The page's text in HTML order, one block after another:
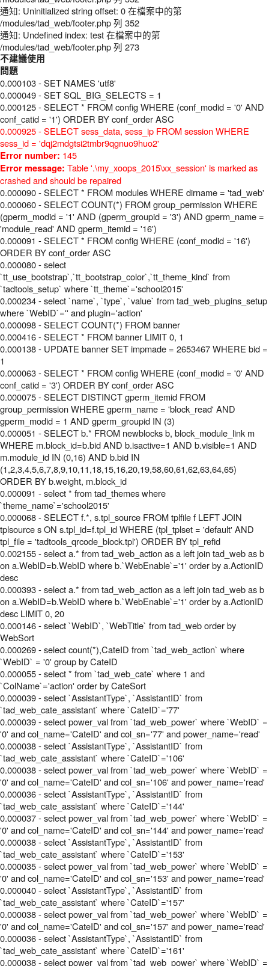
通知: Uninitialized string offset: 0 在檔案中的第
/modules/tad_web/footer.php 列 352
通知: Undefined index: test 在檔案中的第
/modules/tad_web/footer.php 列 273
不建議使用
問題
0.000103 - SET NAMES 'utf8'
0.000049 - SET SQL_BIG_SELECTS = 1
0.000125 - SELECT * FROM config WHERE (conf_modid = '0' AND
conf_catid = '1') ORDER BY conf_order ASC
0.000925 - SELECT sess_data, sess_ip FROM session WHERE
sess_id = 'dqj2mdgtsi2tmbr9qgnuo9huo2'
Error number: 145
Error message: Table '.\my_xoops_2015\xx_session' is marked as
crashed and should be repaired
0.000090 - SELECT * FROM modules WHERE dirname = 'tad_web'
0.000060 - SELECT COUNT(*) FROM group_permission WHERE
(gperm_modid = '1' AND (gperm_groupid = '3') AND gperm_name =
'module_read' AND gperm_itemid = '16')
0.000091 - SELECT * FROM config WHERE (conf_modid = '16')
ORDER BY conf_order ASC
0.000080 - select
`tt_use_bootstrap`,`tt_bootstrap_color`,`tt_theme_kind` from
`tadtools_setup` where `tt_theme`='school2015'
0.000234 - select `name`, `type`, `value` from tad_web_plugins_setup
where `WebID`='' and plugin='action'
0.000098 - SELECT COUNT(*) FROM banner
0.000416 - SELECT * FROM banner LIMIT 0, 1
0.000138 - UPDATE banner SET impmade = 2653467 WHERE bid =
1
0.000063 - SELECT * FROM config WHERE (conf_modid = '0' AND
conf_catid = '3') ORDER BY conf_order ASC
0.000075 - SELECT DISTINCT gperm_itemid FROM
group_permission WHERE gperm_name = 'block_read' AND
gperm_modid = 1 AND gperm_groupid IN (3)
0.000051 - SELECT b.* FROM newblocks b, block_module_link m
WHERE m.block_id=b.bid AND b.isactive=1 AND b.visible=1 AND
m.module_id IN (0,16) AND b.bid IN
(1,2,3,4,5,6,7,8,9,10,11,18,15,16,20,19,58,60,61,62,63,64,65)
ORDER BY b.weight, m.block_id
0.000091 - select * from tad_themes where
`theme_name`='school2015'
0.000068 - SELECT f.*, s.tpl_source FROM tplfile f LEFT JOIN
tplsource s ON s.tpl_id=f.tpl_id WHERE (tpl_tplset = 'default' AND
tpl_file = 'tadtools_qrcode_block.tpl') ORDER BY tpl_refid
0.002155 - select a.* from tad_web_action as a left join tad_web as b
on a.WebID=b.WebID where b.`WebEnable`='1' order by a.ActionID
desc
0.000393 - select a.* from tad_web_action as a left join tad_web as b
on a.WebID=b.WebID where b.`WebEnable`='1' order by a.ActionID
desc LIMIT 0, 20
0.000146 - select `WebID`, `WebTitle` from tad_web order by
WebSort
0.000269 - select count(*),CateID from `tad_web_action` where
`WebID` = '0' group by CateID
0.000055 - select * from `tad_web_cate` where 1 and
`ColName`='action' order by CateSort
0.000039 - select `AssistantType`, `AssistantID` from
`tad_web_cate_assistant` where `CateID`='77'
0.000039 - select power_val from `tad_web_power` where `WebID` =
'0' and col_name='CateID' and col_sn='77' and power_name='read'
0.000038 - select `AssistantType`, `AssistantID` from
`tad_web_cate_assistant` where `CateID`='106'
0.000038 - select power_val from `tad_web_power` where `WebID` =
'0' and col_name='CateID' and col_sn='106' and power_name='read'
0.000036 - select `AssistantType`, `AssistantID` from
`tad_web_cate_assistant` where `CateID`='144'
0.000037 - select power_val from `tad_web_power` where `WebID` =
'0' and col_name='CateID' and col_sn='144' and power_name='read'
0.000038 - select `AssistantType`, `AssistantID` from
`tad_web_cate_assistant` where `CateID`='153'
0.000035 - select power_val from `tad_web_power` where `WebID` =
'0' and col_name='CateID' and col_sn='153' and power_name='read'
0.000040 - select `AssistantType`, `AssistantID` from
`tad_web_cate_assistant` where `CateID`='157'
0.000038 - select power_val from `tad_web_power` where `WebID` =
'0' and col_name='CateID' and col_sn='157' and power_name='read'
0.000036 - select `AssistantType`, `AssistantID` from
`tad_web_cate_assistant` where `CateID`='161'
0.000038 - select power_val from `tad_web_power` where `WebID` =